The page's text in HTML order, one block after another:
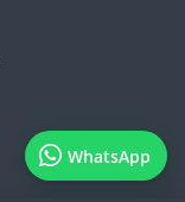
WhatsApp